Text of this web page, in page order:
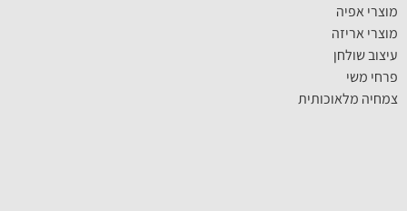
מוצרי אפיה
מוצרי אריזה
עיצוב שולחן
פרחי משי
צמחיה מלאוכותית